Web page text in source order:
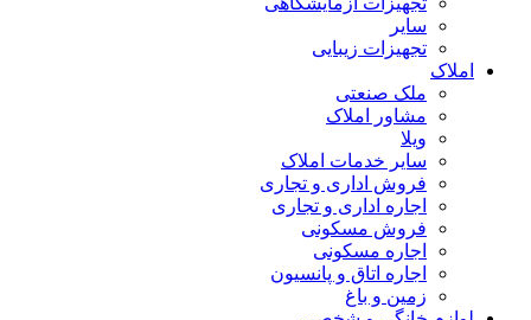
سایر
تجهیزات زیبایی
املاک
ملک صنعتی
مشاور املاک
ویلا
سایر خدمات املاک
فروش اداری و تجاری
اجاره اداری و تجاری
فروش مسکونی
اجاره مسکونی
اجاره اتاق و پانسیون
زمین و باغ